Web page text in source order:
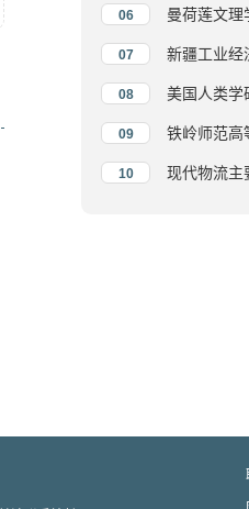
06 曼荷莲文理
07 新疆工业经
办
08 美国人类学
09 铁岭师范高
大
10 现代物流主